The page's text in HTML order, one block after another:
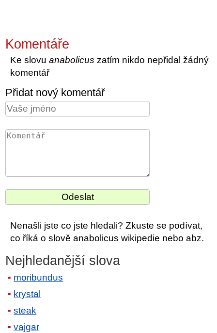
Komentáře
Ke slovuanabolicus zatím nikdo nepřidal žádný
komentář
Přidat nový komentář
Nenašli jste co jste hledali? Zkuste se podívat,
co říká o slově anabolicus wikipedie nebo abz.
Nejhledanější slova
moribundus
krystal
steak
vajgar